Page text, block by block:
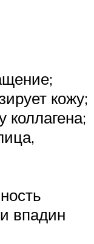
кожу;
коллагена;
впадин